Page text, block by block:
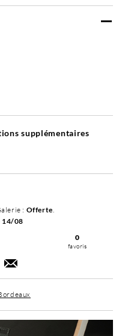
supplémentaires
: Offerte.
14/08
0
favoris